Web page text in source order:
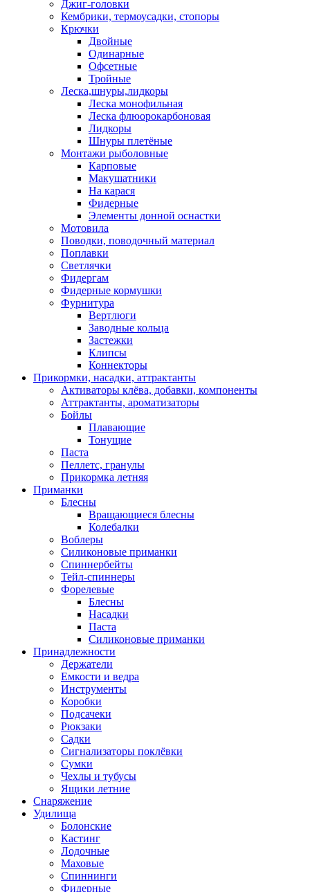
Джиг-головки
Кембрики, термоусадки, стопоры
Крючки
Двойные
Одинарные
Офсетные
Тройные
Леска,шнуры,лидкоры
Леска монофильная
Леска флюорокарбоновая
Лидкоры
Шнуры плетёные
Монтажи рыболовные
Карповые
Макушатники
На карася
Фидерные
Элементы донной оснастки
Мотовила
Поводки, поводочный материал
Поплавки
Светлячки
Фидергам
Фидерные кормушки
Фурнитура
Вертлюги
Заводные кольца
Застежки
Клипсы
Коннекторы
Прикормки, насадки, аттрактанты
Активаторы клёва, добавки, компоненты
Аттрактанты, ароматизаторы
Бойлы
Плавающие
Тонущие
Паста
Пеллетс, гранулы
Прикормка летняя
Приманки
Блесны
Вращающиеся блесны
Колебалки
Воблеры
Силиконовые приманки
Спиннербейты
Тейл-спиннеры
Форелевые
Блесны
Насадки
Паста
Силиконовые приманки
Принадлежности
Держатели
Емкости и ведра
Инструменты
Коробки
Подсачеки
Рюкзаки
Садки
Сигнализаторы поклёвки
Сумки
Чехлы и тубусы
Ящики летние
Снаряжение
Удилища
Болонские
Кастинг
Лодочные
Маховые
Спиннинги
Фидерные